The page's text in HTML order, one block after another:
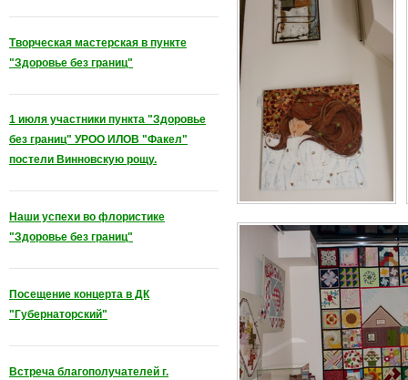
Творческая мастерская в пункте
"Здоровье без границ"
1 июля участники пункта "Здоровье
без границ" УРОО ИЛОВ "Факел"
постели Винновскую рощу.
Наши успехи во флористике
"Здоровье без границ"
Посещение концерта в ДК
"Губернаторский"
Встреча благополучателей г.